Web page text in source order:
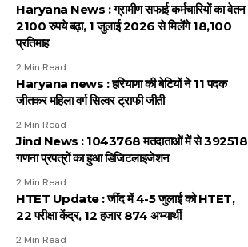
Haryana News : ग्रामीण सफाई कर्मचारियों का वेतन
2100 रुपये बढ़ा, 1 जुलाई 2026 से मिलेंगे 18,100
प्रतिमाह
2 Min Read
Haryana news : हरियाणा की बेटियों ने 11 पदक
जीतकर महिला वर्ग सिल्वर ट्राफी जीती
2 Min Read
Jind News : 1043768 मतदाताओं में से 392518
गणना प्रपत्रों का हुआ डिजिटलाइजेशन
2 Min Read
HTET Update : जींद में 4-5 जुलाई को HTET,
22 परीक्षा केंद्र, 12 हजार 874 अभ्यार्थी
2 Min Read